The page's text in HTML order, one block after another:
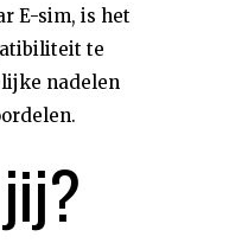
E-sim, is het
te
nadelen